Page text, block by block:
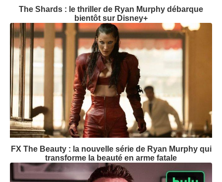
The Shards : le thriller de Ryan Murphy débarque
bientôt sur Disney+
FX The Beauty : la nouvelle série de Ryan Murphy qui
transforme la beauté en arme fatale